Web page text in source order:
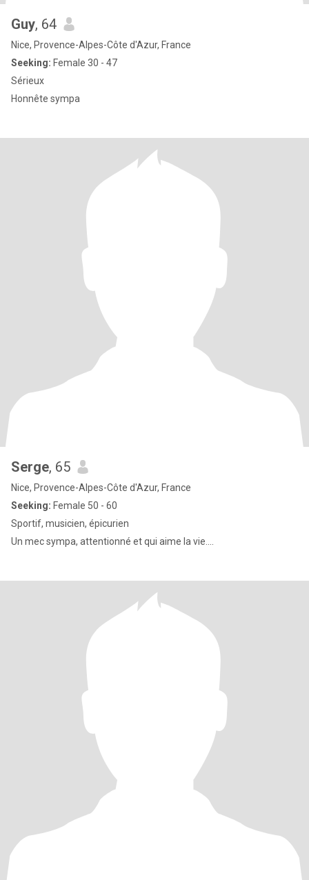
Guy, 64
Nice, Provence-Alpes-Côte d'Azur, France
Seeking: Female 30 - 47
Sérieux
Honnête sympa
Serge, 65
Nice, Provence-Alpes-Côte d'Azur, France
Seeking: Female 50 - 60
Sportif, musicien, épicurien
Un mec sympa, attentionné et qui aime la vie....